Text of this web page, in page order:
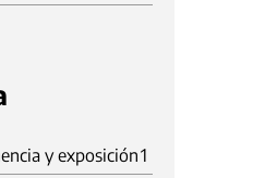
y exposición1